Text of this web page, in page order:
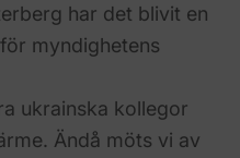
har det blivit en
myndighetens
ukrainska kollegor
Ändå möts vi av